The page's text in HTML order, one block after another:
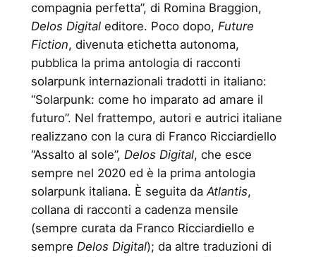
compagnia perfetta”, di Romina Braggion,
Delos Digitaleditore. Poco dopo, Future
Fiction, divenuta etichetta autonoma,
pubblica la prima antologia di racconti
solarpunk internazionali tradotti in italiano:
“Solarpunk: come ho imparato ad amare il
futuro”. Nel frattempo, autori e autrici italiane
realizzano con la cura di Franco Ricciardiello
“Assalto al sole”, Delos Digital, che esce
sempre nel 2020 ed è la prima antologia
solarpunk italiana. È seguita daAtlantis,
collana di racconti a cadenza mensile
(sempre curata da Franco Ricciardiello e
sempre Delos Digital); da altre traduzioni di